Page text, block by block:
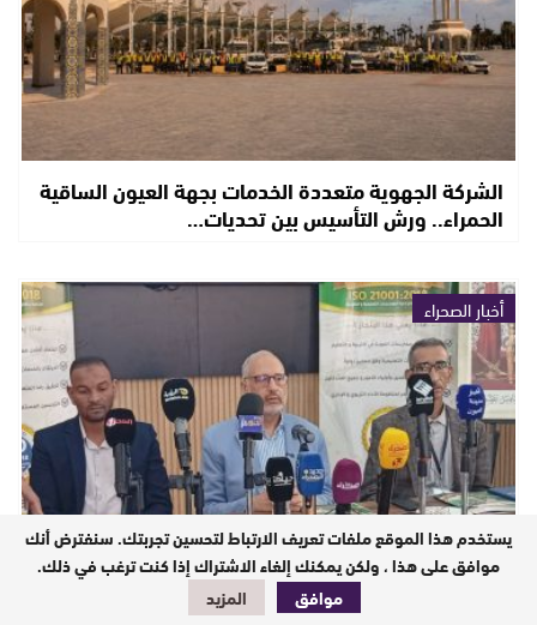
الشركة الجهوية متعددة الخدمات بجهة العيون الساقية
الحمراء.. ورش التأسيس بين تحديات…
أخبار الصحراء
مؤسسة الأمين بالعيون تحصد شهادة الجودة الدولية
يستخدم هذا الموقع ملفات تعريف الارتباط لتحسين تجربتك. سنفترض أنك
موافق على هذا ، ولكن يمكنك إلغاء الاشتراك إذا كنت ترغب في ذلك.
موافق
المزيد